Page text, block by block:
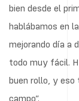
bien desde el
hablábamos en
mejorando día a
todo muy fácil.
buen rollo, y
campo”.